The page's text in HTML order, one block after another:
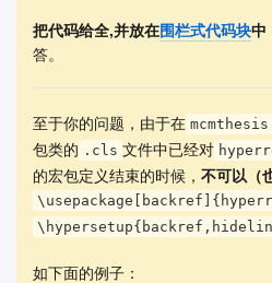
%四款字体可以选择
%usepackage{palatino}
usepackage{txfonts}
usepackage{indentfirst} %首行缩
进。
把代码给全,并放在围栏式代码块中
答。
至于你的问题，由于在 mcmthesis
包类的 .cls 文件中已经对
的宏包定义结束的时候， 不可以（
如下面的例子：